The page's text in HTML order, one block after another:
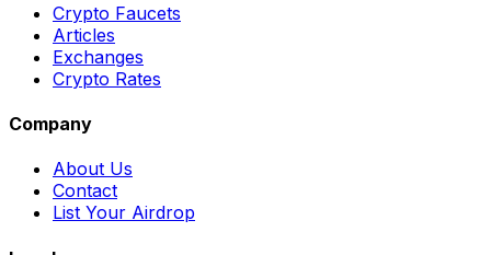
Crypto Faucets
Articles
Exchanges
Crypto Rates
Company
About Us
Contact
List Your Airdrop